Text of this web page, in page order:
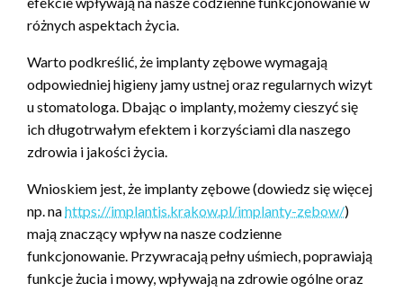
różnych aspektach życia.
Warto podkreślić, że implanty zębowe wymagają
odpowiedniej higieny jamy ustnej oraz regularnych wizyt
u stomatologa. Dbając o implanty, możemy cieszyć się
ich długotrwałym efektem i korzyściami dla naszego
zdrowia i jakości życia.
Wnioskiem jest, że implanty zębowe (dowiedz się więcej
np. nahttps://implantis.krakow.pl/implanty-zebow/)
mają znaczący wpływ na nasze codzienne
funkcjonowanie. Przywracają pełny uśmiech, poprawiają
funkcje żucia i mowy, wpływają na zdrowie ogólne oraz